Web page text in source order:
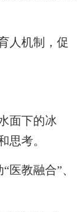
人机制，促
面下的冰
思考。
教融合”、